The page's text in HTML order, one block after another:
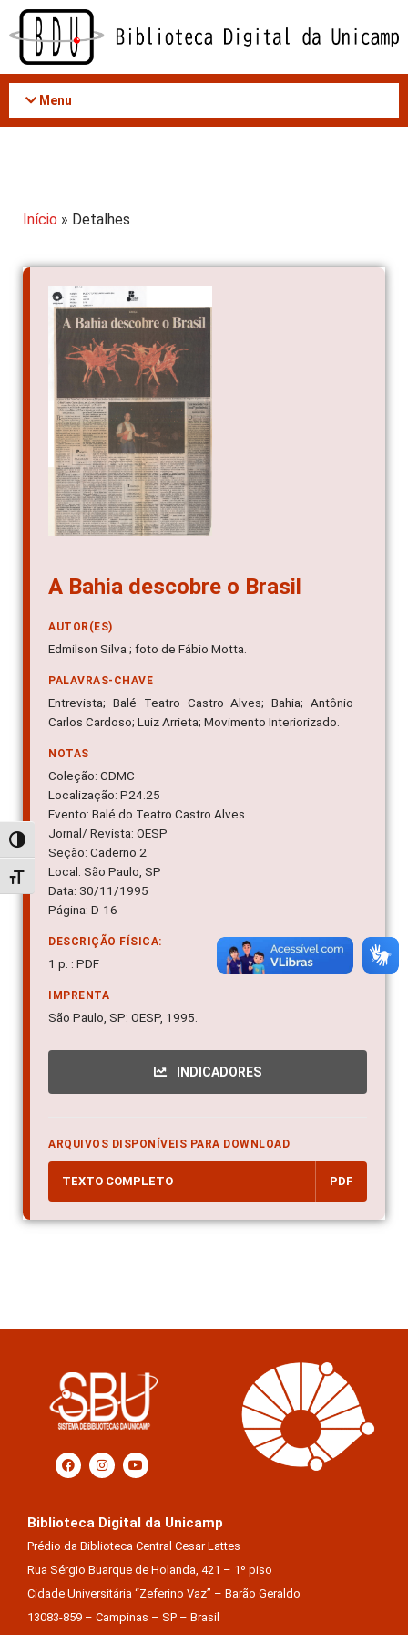
Acessar
conteúdo
Alternar alto contraste
Alternar tamanho da fonte
Menu
Início » Detalhes
A Bahia descobre o Brasil
AUTOR(ES)
Edmilson Silva ; foto de Fábio Motta.
PALAVRAS-CHAVE
Entrevista; Balé Teatro Castro Alves; Bahia; Antônio
Carlos Cardoso; Luiz Arrieta; Movimento Interiorizado.
NOTAS
Coleção: CDMC
Localização: P24.25
Evento: Balé do Teatro Castro Alves
Jornal/ Revista: OESP
Seção: Caderno 2
Local: São Paulo, SP
Data: 30/11/1995
Página: D-16
DESCRIÇÃO FÍSICA:
1 p. : PDF
IMPRENTA
São Paulo, SP: OESP, 1995.
INDICADORES
ARQUIVOS DISPONÍVEIS PARA DOWNLOAD
TEXTO COMPLETO PDF
Biblioteca Digital da Unicamp
Prédio da Biblioteca Central Cesar Lattes
Rua Sérgio Buarque de Holanda, 421 – 1º piso
Cidade Universitária “Zeferino Vaz” – Barão Geraldo
13083-859 – Campinas – SP – Brasil